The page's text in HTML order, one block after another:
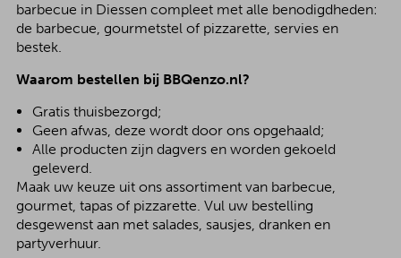
barbecue in Diessen compleet met alle benodigdheden:
de barbecue, gourmetstel of pizzarette, servies en
bestek.
Waarom bestellen bij BBQenzo.nl?
Gratis thuisbezorgd;
Geen afwas, deze wordt door ons opgehaald;
Alle producten zijn dagvers en worden gekoeld
geleverd.
Maak uw keuze uit ons assortiment van barbecue,
gourmet, tapas of pizzarette. Vul uw bestelling
desgewenst aan met salades, sausjes, dranken en
partyverhuur.